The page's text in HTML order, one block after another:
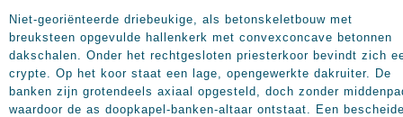
Niet-georiënteerde driebeukige, als betonskeletbouw met
breuksteen opgevulde hallenkerk met convexconcave betonnen
dakschalen. Onder het rechtgesloten priesterkoor bevindt zich
crypte. Op het koor staat een lage, opengewerkte dakruiter. De
banken zijn grotendeels axiaal opgesteld, doch zonder
waardoor de as doopkapel-banken-altaar ontstaat. Een